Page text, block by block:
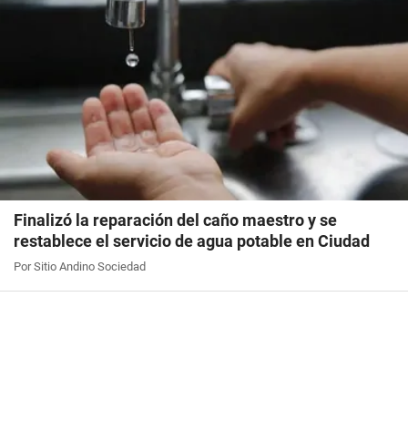
Finalizó la reparación del caño maestro y se
restablece el servicio de agua potable en Ciudad
Por Sitio Andino Sociedad